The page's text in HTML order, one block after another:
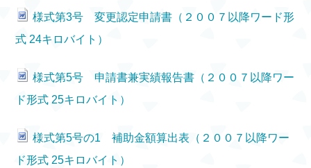
様式第3号 変更認定申請書（２００７以降ワード形
式 24キロバイト）
様式第5号 申請書兼実績報告書（２００７以降ワー
ド形式 25キロバイト）
様式第5号の1 補助金額算出表（２００７以降ワー
ド形式 25キロバイト）